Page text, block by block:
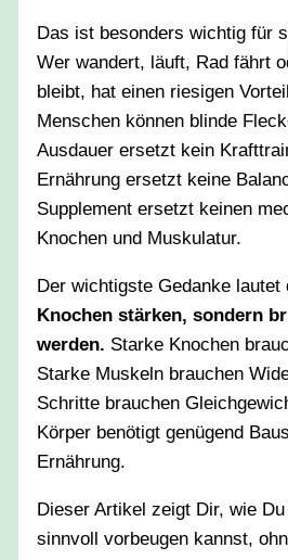
Das ist besonders wichtig für
Wer wandert, läuft, Rad fährt
bleibt, hat einen riesigen
Menschen können blinde
Ausdauer ersetzt kein
Ernährung ersetzt keine
Supplement ersetzt keinen
Knochen und Muskulatur.
Der wichtigste Gedanke lautet
Knochen stärken, sondern
werden. Starke Knochen
Starke Muskeln brauchen
Schritte brauchen
Körper benötigt genügend
Ernährung.
Dieser Artikel zeigt Dir, wie
sinnvoll vorbeugen kannst,